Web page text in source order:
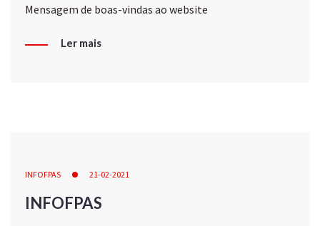
Mensagem de boas-vindas ao website
Ler mais
INFOFPAS 21-02-2021
INFOFPAS